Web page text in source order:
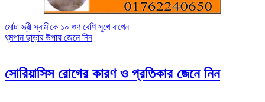
Post
navigation
মোটা স্ত্রী স্বামীকে ১০ গুণ বেশি সুখে রাখেন
ধূমপান ছাড়ার উপায় জেনে নিন
সোরিয়াসিস রোগের কারণ ও প্রতিকার জেনে নিন